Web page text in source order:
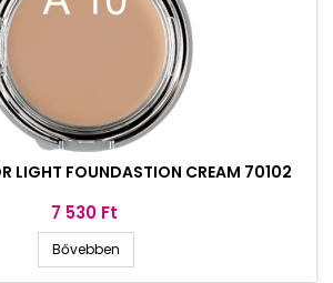
LIGHT FOUNDASTION CREAM 70102
Ár
7 530 Ft
Bővebben